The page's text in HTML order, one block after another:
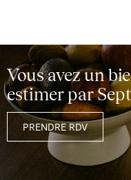
Vous avez un
estimer par
PRENDRE RDV